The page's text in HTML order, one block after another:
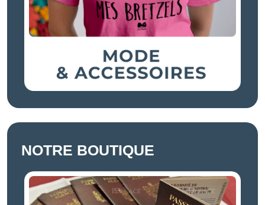
NOTRE BOUTIQUE